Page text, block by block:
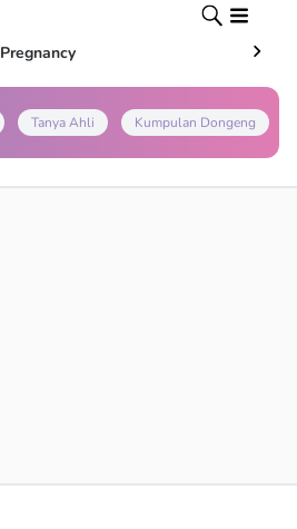
Pregnancy
Tanya Ahli Kumpulan Dongeng